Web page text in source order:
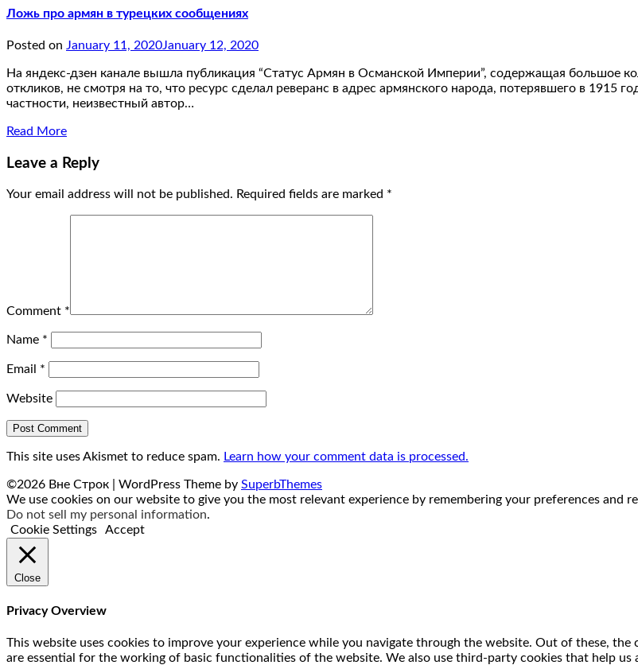
Ложь про армян в турецких сообщениях
Posted on January 11, 2020January 12, 2020
На яндекс-дзен канале вышла публикация “Статус Армян в Османской Империи”, содержащая большое
откликов, не смотря на то, что ресурс сделал реверанс в адрес армянского народа, потерявшего в 1915
частности, неизвестный автор…
Read More
Leave a Reply
Your email address will not be published. Required fields are marked *
Comment *
Name *
Email *
Website
This site uses Akismet to reduce spam. Learn how your comment data is processed.
©2026 Вне Строк | WordPress Theme by SuperbThemes
We use cookies on our website to give you the most relevant experience by remembering your preferences and
Do not sell my personal information.
Cookie Settings
Accept
Close
Privacy Overview
This website uses cookies to improve your experience while you navigate through the website. Out of these,
are essential for the working of basic functionalities of the website. We also use third-party cookies that help us